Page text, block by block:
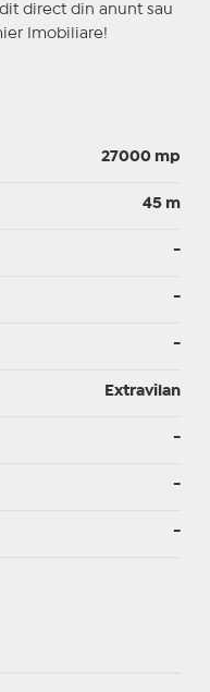
direct din anunt sau
Imobiliare!
27000 mp
45 m
-
-
-
Extravilan
-
-
-